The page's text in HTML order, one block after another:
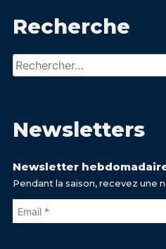
Recherche
Rechercher :
Newsletters
Newsletter
Pendant la saison, recevez une